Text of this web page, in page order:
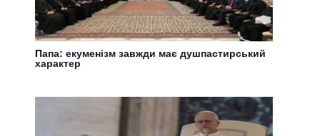
Папа: екуменізм завжди має душпастирський
характер